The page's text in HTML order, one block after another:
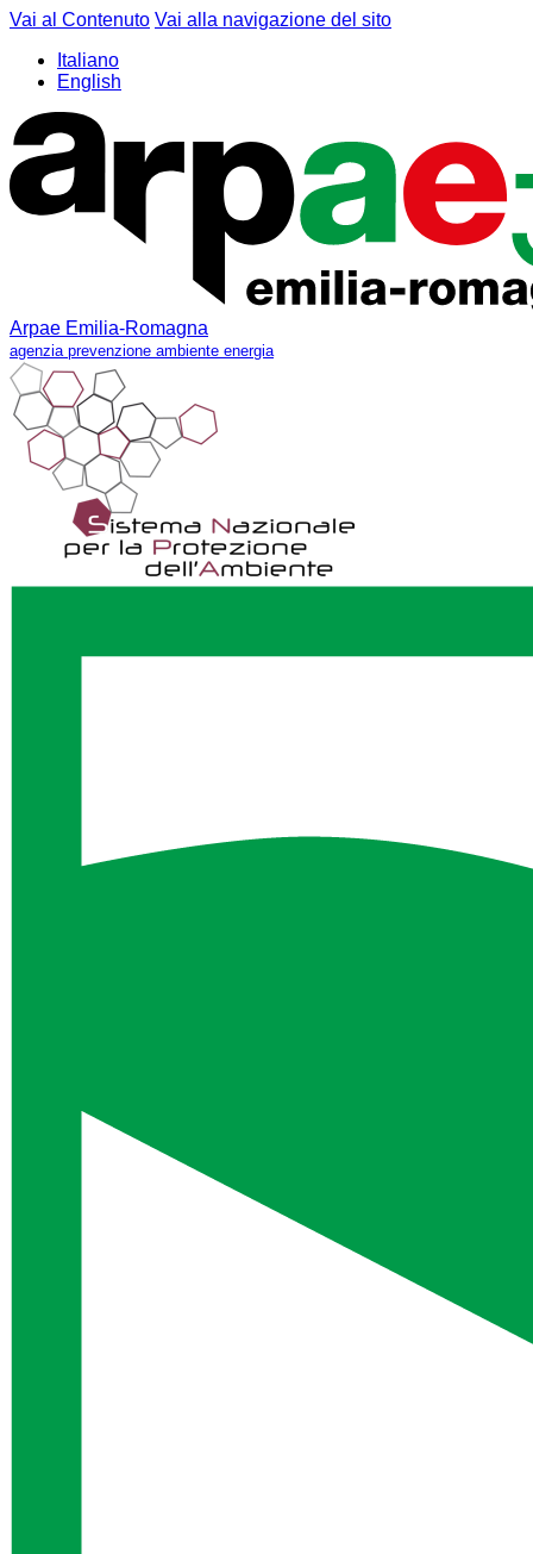
Vai al Contenuto Vai alla navigazione del sito
Italiano
English
Arpae Emilia-Romagna
agenzia prevenzione ambiente energia